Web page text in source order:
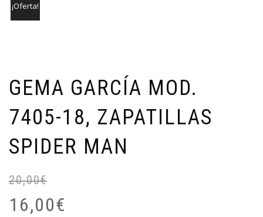
¡Oferta!
GEMA GARCÍA MOD.
7405-18, ZAPATILLAS
SPIDER MAN
20,00€
16,00€